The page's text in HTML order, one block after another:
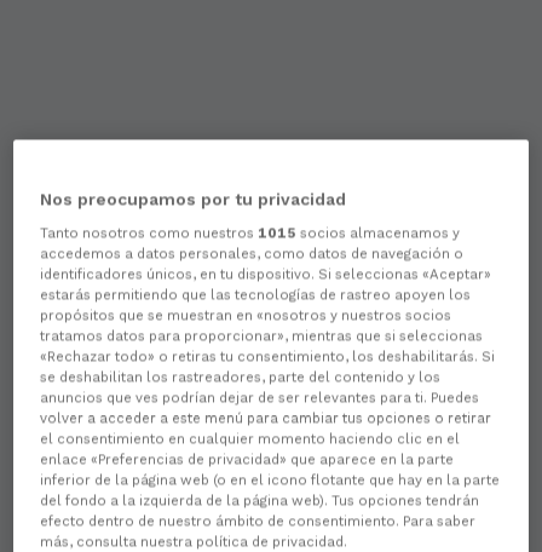
Nos preocupamos por tu privacidad
Tanto nosotros como nuestros 1015 socios almacenamos y
accedemos a datos personales, como datos de navegación o
identificadores únicos, en tu dispositivo. Si seleccionas «Aceptar»
estarás permitiendo que las tecnologías de rastreo apoyen los
propósitos que se muestran en «nosotros y nuestros socios
tratamos datos para proporcionar», mientras que si seleccionas
«Rechazar todo» o retiras tu consentimiento, los deshabilitarás. Si
se deshabilitan los rastreadores, parte del contenido y los
anuncios que ves podrían dejar de ser relevantes para ti. Puedes
volver a acceder a este menú para cambiar tus opciones o retirar
el consentimiento en cualquier momento haciendo clic en el
enlace «Preferencias de privacidad» que aparece en la parte
inferior de la página web (o en el icono flotante que hay en la parte
del fondo a la izquierda de la página web). Tus opciones tendrán
efecto dentro de nuestro ámbito de consentimiento. Para saber
más, consulta nuestra política de privacidad.